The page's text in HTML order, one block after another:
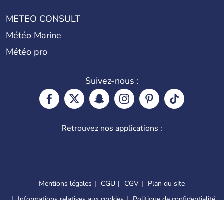
METEO CONSULT
Météo Marine
Météo pro
Suivez-nous :
Retrouvez nos applications :
Mentions légales CGU CGV
Plan du site